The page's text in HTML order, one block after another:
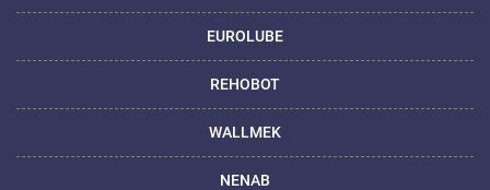
EUROLUBE
REHOBOT
WALLMEK
NENAB